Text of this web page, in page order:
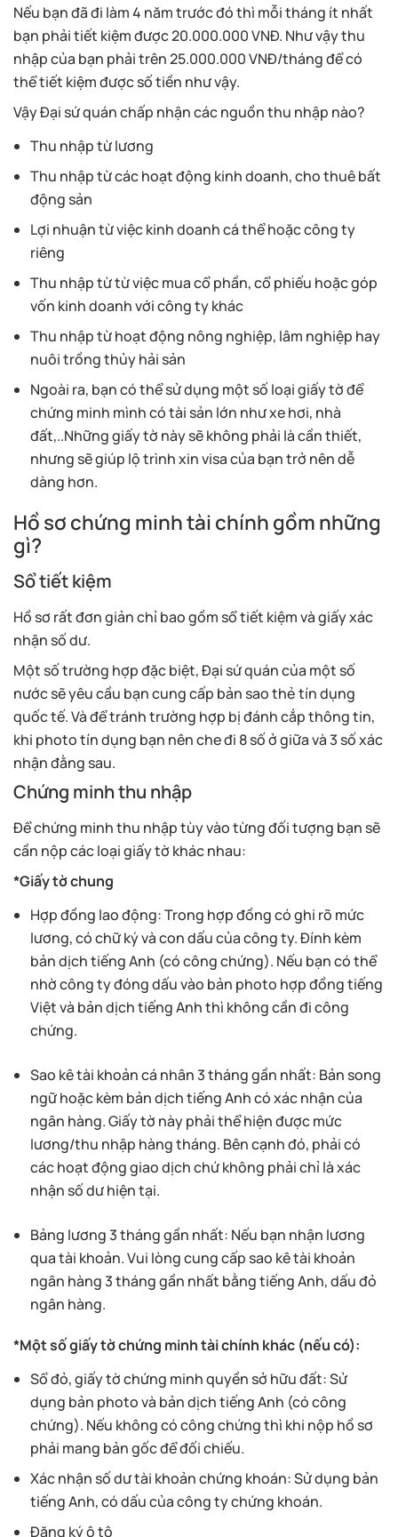
Nếu bạn đã đi làm 4 năm trước đó thì mỗi tháng ít nhất
bạn phải tiết kiệm được 20.000.000 VNĐ. Như vậy thu
nhập của bạn phải trên 25.000.000 VNĐ/tháng để có
thể tiết kiệm được số tiền như vậy.
Vậy Đại sứ quán chấp nhận các nguồn thu nhập nào?
Thu nhập từ lương
Thu nhập từ các hoạt động kinh doanh, cho thuê bất
động sản
Lợi nhuận từ việc kinh doanh cá thể hoặc công ty
riêng
Thu nhập từ từ việc mua cổ phần, cổ phiếu hoặc góp
vốn kinh doanh với công ty khác
Thu nhập từ hoạt động nông nghiệp, lâm nghiệp hay
nuôi trồng thủy hải sản
Ngoài ra, bạn có thể sử dụng một số loại giấy tờ để
chứng minh mình có tài sản lớn như xe hơi, nhà
đất,..Những giấy tờ này sẽ không phải là cần thiết,
nhưng sẽ giúp lộ trình xin visa của bạn trở nên dễ
dàng hơn.
Hồ sơ chứng minh tài chính gồm những
gì?
Sổ tiết kiệm
Hồ sơ rất đơn giản chỉ bao gồm sổ tiết kiệm và giấy xác
nhận số dư.
Một số trường hợp đặc biệt, Đại sứ quán của một số
nước sẽ yêu cầu bạn cung cấp bản sao thẻ tín dụng
quốc tế. Và để tránh trường hợp bị đánh cắp thông tin,
khi photo tín dụng bạn nên che đi 8 số ở giữa và 3 số xác
nhận đằng sau.
Chứng minh thu nhập
Để chứng minh thu nhập tùy vào từng đối tượng bạn sẽ
cần nộp các loại giấy tờ khác nhau:
*Giấy tờ chung
Hợp đồng lao động: Trong hợp đồng có ghi rõ mức
lương, có chữ ký và con dấu của công ty. Đính kèm
bản dịch tiếng Anh (có công chứng). Nếu bạn có thể
nhờ công ty đóng dấu vào bản photo hợp đồng tiếng
Việt và bản dịch tiếng Anh thì không cần đi công
chứng.
Sao kê tài khoản cá nhân 3 tháng gần nhất: Bản song
ngữ hoặc kèm bản dịch tiếng Anh có xác nhận của
ngân hàng. Giấy tờ này phải thể hiện được mức
lương/thu nhập hàng tháng. Bên cạnh đó, phải có
các hoạt động giao dịch chứ không phải chỉ là xác
nhận số dư hiện tại.
Bảng lương 3 tháng gần nhất: Nếu bạn nhận lương
qua tài khoản. Vui lòng cung cấp sao kê tài khoản
ngân hàng 3 tháng gần nhất bằng tiếng Anh, dấu đỏ
ngân hàng.
*Một số giấy tờ chứng minh tài chính khác (nếu có):
Sổ đỏ, giấy tờ chứng minh quyền sở hữu đất: Sử
dụng bản photo và bản dịch tiếng Anh (có công
chứng). Nếu không có công chứng thì khi nộp hồ sơ
phải mang bản gốc để đối chiếu.
Xác nhận số dư tài khoản chứng khoán: Sử dụng bản
tiếng Anh, có dấu của công ty chứng khoán.
Đăng ký ô tô